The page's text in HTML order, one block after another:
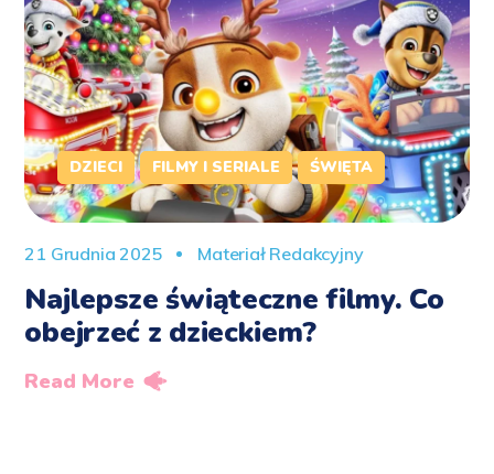
DZIECI FILMY I SERIALE ŚWIĘTA
21 Grudnia 2025 Materiał Redakcyjny
Najlepsze świąteczne filmy. Co
obejrzeć z dzieckiem?
Read More